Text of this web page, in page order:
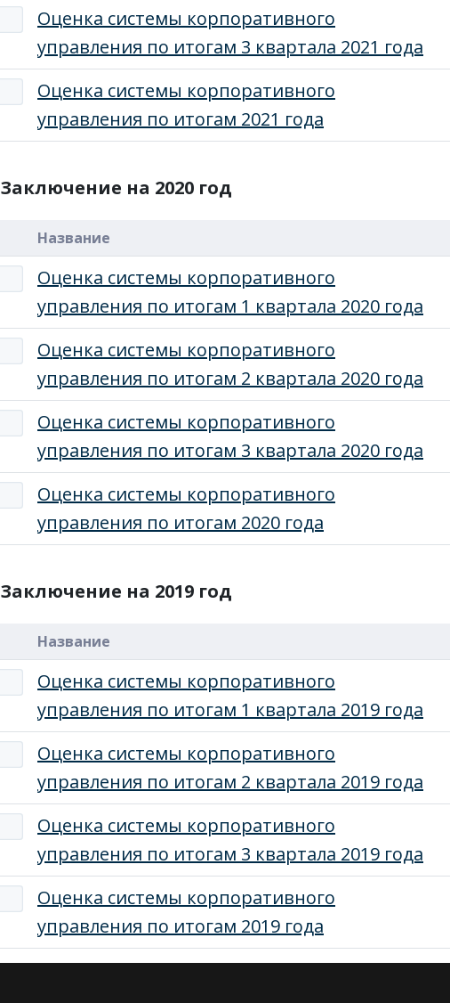
Оценка системы корпоративного
управления по итогам 3 квартала 2021 года
Оценка системы корпоративного
управления по итогам 2021 года
Заключение на 2020 год
Название
Оценка системы корпоративного
управления по итогам 1 квартала 2020 года
Оценка системы корпоративного
управления по итогам 2 квартала 2020 года
Оценка системы корпоративного
управления по итогам 3 квартала 2020 года
Оценка системы корпоративного
управления по итогам 2020 года
Заключение на 2019 год
Название
Оценка системы корпоративного
управления по итогам 1 квартала 2019 года
Оценка системы корпоративного
управления по итогам 2 квартала 2019 года
Оценка системы корпоративного
управления по итогам 3 квартала 2019 года
Оценка системы корпоративного
управления по итогам 2019 года